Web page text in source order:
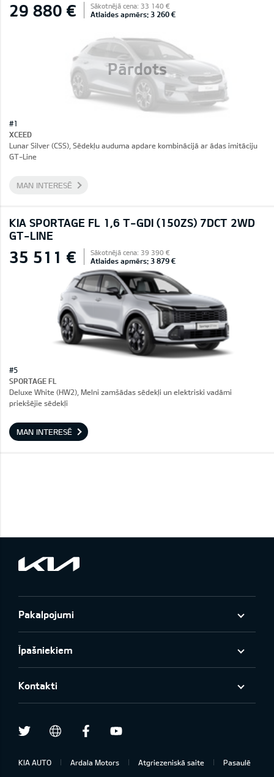
Pārdots
29 880 € Sākotnējā cena: 33 140 €
Atlaides apmērs: 3 260 €
#1
XCEED
Lunar Silver (CSS), Sēdekļu auduma apdare kombinācijā ar ādas imitāciju
GT-Line
MAN INTERESĒ
KIA SPORTAGE FL 1,6 T-GDI (150ZS) 7DCT 2WD
GT-LINE
35 511 € Sākotnējā cena: 39 390 €
Atlaides apmērs: 3 879 €
#5
SPORTAGE FL
Deluxe White (HW2), Melni zamšādas sēdekļi un elektriski vadāmi
priekšējie sēdekļi
MAN INTERESĒ
Pakalpojumi
Īpašniekiem
Kontakti
Twitter draugiem.lvFacebook
KIA AUTO Ardala Motors Atgriezeniskā saite Pasaulē